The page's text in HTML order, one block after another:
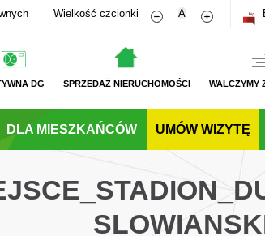
Wielkość czcionki Zmniejsz rozmiar
A Zwiększ
DG SPRZEDAŻ NIERUCHOMOŚCI WALCZYMY
DLA MIESZKAŃCÓW UMÓW WIZYTĘ